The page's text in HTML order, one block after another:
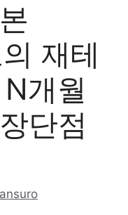
재테
개월
단점